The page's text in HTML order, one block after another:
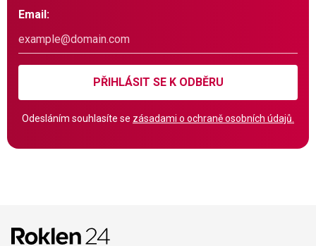
Email:
PŘIHLÁSIT SE K ODBĚRU
Odesláním souhlasíte se zásadami o ochraně osobních údajů.